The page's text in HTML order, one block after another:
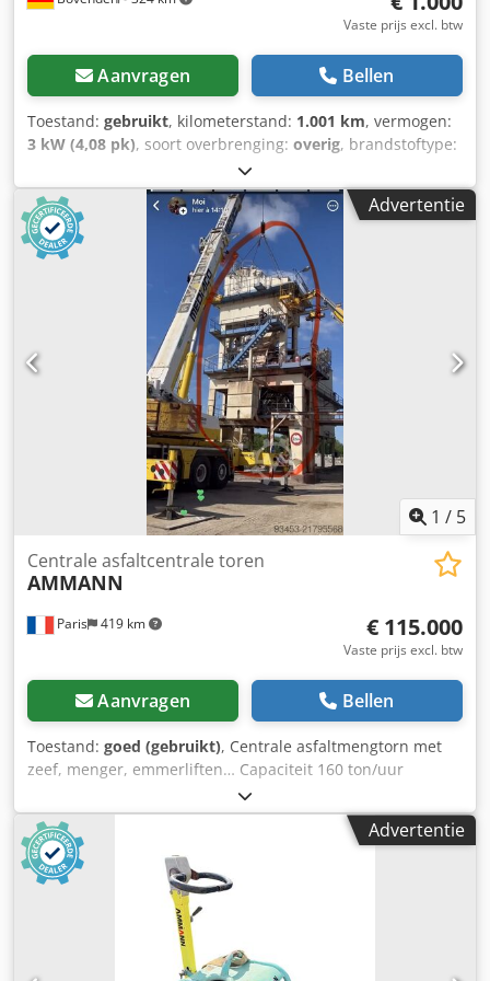
Vaste prijs excl. btw
Aanvragen Bellen
Toestand: gebruikt, kilometerstand: 1.001 km, vermogen:
3 kW (4,08 pk), soort overbrenging: overig, brandstoftype:
, leeggewicht:
01/2006, Bouwjaar:2006, bestuurderscabine:overig,
Voertuiglocatie: Bovenden, Hatz dieselmotor! Accessoire-
informatie zonder garantie, wijzigingen, tussentijdse
verkoop en vergissingen voorbehouden! Dcsdoxy Sw Sepfx
Advertentie
1 / 5
Paris 419 km
Centrale asfaltcentrale toren
AMMANN
€ 115.000
Vaste prijs excl. btw
Aanvragen Bellen
Toestand: goed (gebruikt), Centrale asfaltmengtorn met
zeef, menger, emmerliften… Capaciteit 160 ton/uur
Advertentie